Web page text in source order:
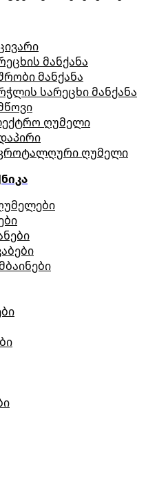
მანქანა
მანქანა
სარეცხი მანქანა
ღუმელი
ღუმელი